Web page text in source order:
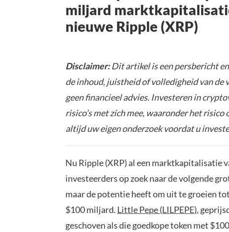
miljard
nieuwe Ripple (XRP)
Disclaimer:Dit artikel is een persbericht
de inhoud, juistheid of volledigheid van
geen financieel advies. Investeren in
risico’s met zich mee, waaronder het
altijd uw eigen onderzoek voordat u
Nu Ripple (XRP) al een marktkapitalisatie
investeerders op zoek naar de volgende
maar de potentie heeft om uit te groeien
$100 miljard. Little Pepe (LILPEPE),
geschoven als die goedkope token met